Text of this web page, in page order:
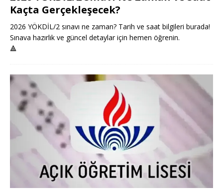
Kaçta Gerçekleşecek?
2026 YÖKDİL/2 sınavı ne zaman? Tarih ve saat bilgileri burada!
Sınava hazırlık ve güncel detaylar için hemen öğrenin.
🔺